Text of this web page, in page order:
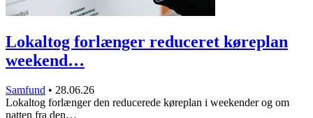
Lokaltog forlænger reduceret køreplan
weekend…
Samfund • 28.06.26
Lokaltog forlænger den reducerede køreplan i weekender og om
natten fra den…